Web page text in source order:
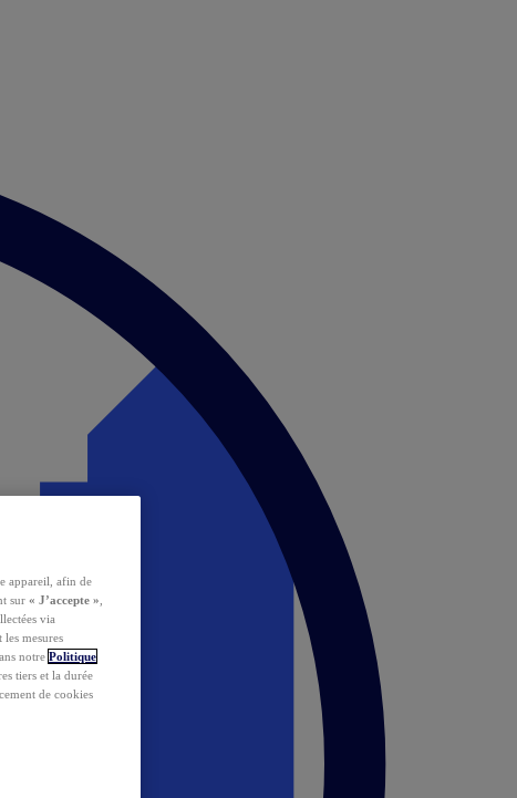
appareil, afin de
sur « J’accepte »
via
mesures
notre Politique
tiers et la durée
de cookies